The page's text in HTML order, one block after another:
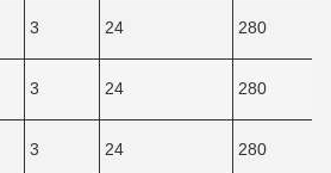
3 24 280
3 24 280
3 24 280